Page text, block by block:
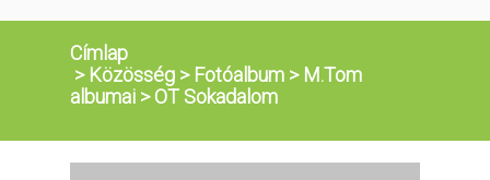
Címlap
> Közösség > Fotóalbum > M.Tom
albumai >OT Sokadalom